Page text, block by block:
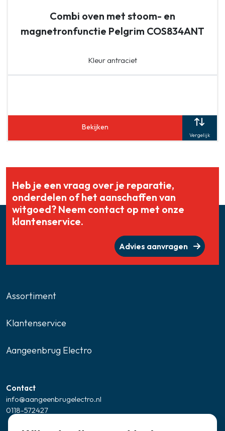
Combi oven met stoom- en
magnetronfunctie Pelgrim COS834ANT
Kleur antraciet
Bekijken
Vergelijk
Heb je een vraag over je reparatie,
onderdelen of het aanschaffen van
witgoed? Neem contact op met onze
klantenservice.
Advies aanvragen
Assortiment
Klantenservice
Aangeenbrug Electro
Contact
info@aangeenbrugelectro.nl
0118-572427